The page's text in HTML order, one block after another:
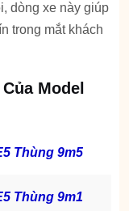
dòng xe này giúp
trong mắt khách
Model
Thùng 9m5
Thùng 9m1